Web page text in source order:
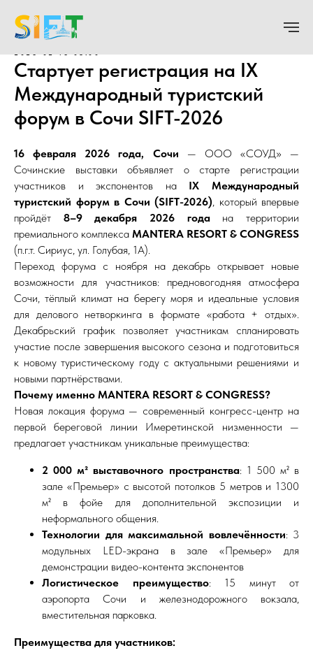
Стартует регистрация на IX
Международный туристский
форум в Сочи SIFT-2026
16 февраля 2026 года, Сочи — ООО «СОУД» —
Сочинские выставки объявляет о старте регистрации
участников и экспонентов на IX Международный
туристский форум в Сочи (SIFT-2026), который впервые
пройдёт 8–9 декабря 2026 годана территории
премиального комплекса MANTERA RESORT & CONGRESS
(п.г.т. Сириус, ул. Голубая, 1А).
Переход форума с ноября на декабрь открывает новые
возможности для участников: предновогодняя атмосфера
Сочи, тёплый климат на берегу моря и идеальные условия
для делового нетворкинга в формате «работа + отдых».
Декабрьский график позволяет участникам спланировать
участие после завершения высокого сезона и подготовиться
к новому туристическому году с актуальными решениями и
новыми партнёрствами.
Почему именно MANTERA RESORT & CONGRESS?
Новая локация форума — современный конгресс-центр на
первой береговой линии Имеретинской низменности —
предлагает участникам уникальные преимущества:
2 000 м² выставочного пространства: 1 500 м² в
зале «Премьер» с высотой потолков 5 метров и 1300
м² в фойе для дополнительной экспозиции и
неформального общения.
Технологии для максимальной вовлечённости: 3
модульных LED-экрана в зале «Премьер» для
демонстрации видео-контента экспонентов
Логистическое преимущество: 15 минут от
аэропорта Сочи и железнодорожного вокзала,
вместительная парковка.
Преимущества для участников: